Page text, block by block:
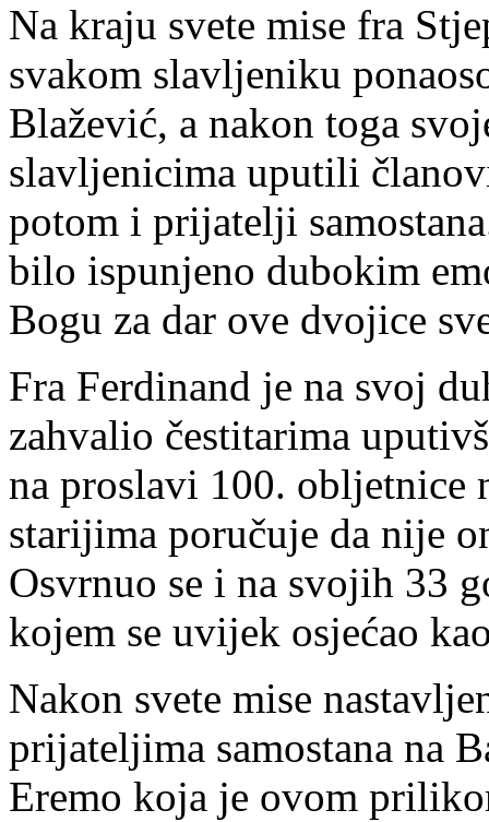
Na kraju svete mise fra
svakom slavljeniku
Blažević, a nakon toga
slavljenicima uputili
potom i prijatelji
bilo ispunjeno dubokim
Bogu za dar ove dvojice
Fra Ferdinand je na svoj
zahvalio čestitarima
na proslavi 100. obljetnice
starijima poručuje da nije
Osvrnuo se i na svojih 33
kojem se uvijek osjećao
Nakon svete mise
prijateljima samostana na
Eremo koja je ovom